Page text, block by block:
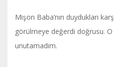
Mişon Baba’nın duydukları
görülmeye değerdi doğrusu.
unutamadım.